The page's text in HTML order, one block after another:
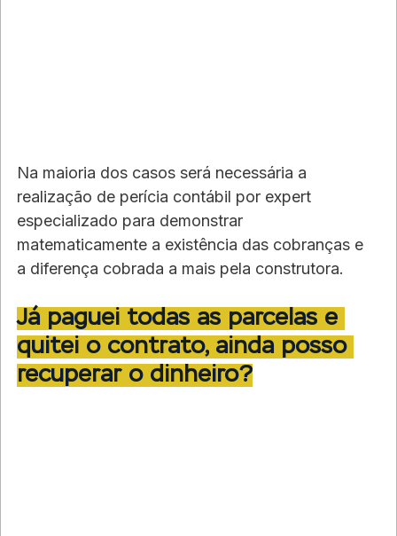
Na maioria dos casos será necessária a
realização de perícia contábil por expert
especializado para demonstrar
matematicamente a existência das cobranças e
a diferença cobrada a mais pela construtora.
Já paguei todas as parcelas e
quitei o contrato, ainda posso
recuperar o dinheiro?